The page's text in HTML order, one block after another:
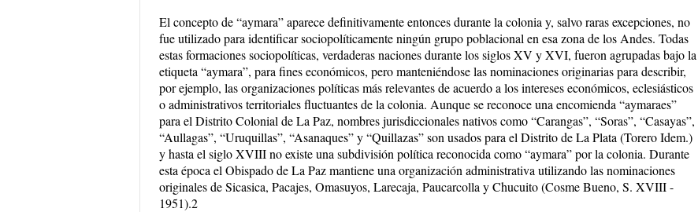
El concepto de “aymara” aparece definitivamente entonces durante la colonia y, salvo raras excepciones, no
fue utilizado para identificar sociopolíticamente ningún grupo poblacional en esa zona de los Andes. Todas
estas formaciones sociopolíticas, verdaderas naciones durante los siglos XV y XVI, fueron agrupadas bajo la
etiqueta “aymara”, para fines económicos, pero manteniéndose las nominaciones originarias para describir,
por ejemplo, las organizaciones políticas más relevantes de acuerdo a los intereses económicos, eclesiásticos
o administrativos territoriales fluctuantes de la colonia. Aunque se reconoce una encomienda “aymaraes”
para el Distrito Colonial de La Paz, nombres jurisdiccionales nativos como “Carangas”, “Soras”, “Casayas”,
“Aullagas”, “Uruquillas”, “Asanaques” y “Quillazas” son usados para el Distrito de La Plata (Torero Idem.)
y hasta el siglo XVIII no existe una subdivisión política reconocida como “aymara” por la colonia. Durante
esta época el Obispado de La Paz mantiene una organización administrativa utilizando las nominaciones
originales de Sicasica, Pacajes, Omasuyos, Larecaja, Paucarcolla y Chucuito (Cosme Bueno, S. XVIII -
1951).2